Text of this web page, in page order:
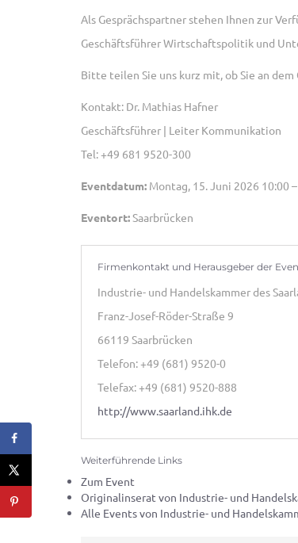
Als Gesprächspartner stehen Ihnen zur
Geschäftsführer Wirtschaftspolitik und
Bitte teilen Sie uns kurz mit, ob Sie an
Kontakt: Dr. Mathias Hafner
Geschäftsführer | Leiter Kommunikation
Tel: +49 681 9520-300
Eventdatum: Montag, 15. Juni 2026 10:00
Eventort:Saarbrücken
Firmenkontakt und Herausgeber der
Industrie- und Handelskammer des
Franz-Josef-Röder-Straße 9
66119 Saarbrücken
Telefon: +49 (681) 9520-0
Telefax: +49 (681) 9520-888
http://www.saarland.ihk.de
Weiterführende Links
Zum Event
Originalinserat von Industrie- und
Alle Events von Industrie- und